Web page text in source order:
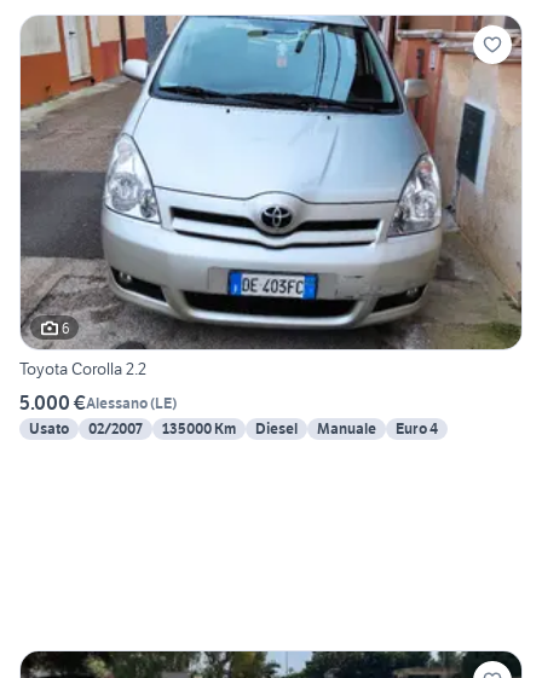
6
Toyota Corolla 2.2
5.000 €Alessano(LE)
Usato
02/2007 135000 Km Diesel Manuale Euro 4